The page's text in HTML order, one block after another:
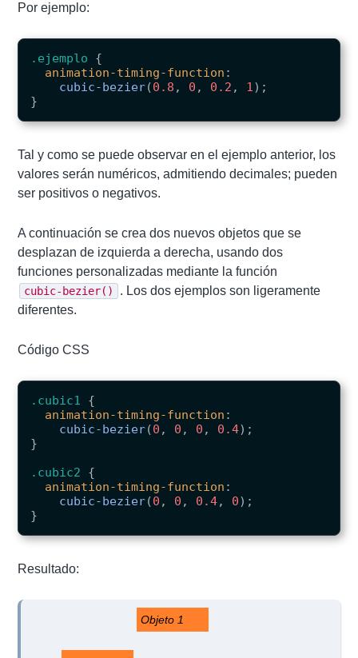
Por ejemplo:
.ejemplo
{
animation-timing-function :
cubic-bezier(0.8 , 0 , 0.2 , 1);
}
Tal y como se puede observar en el ejemplo anterior, los
valores serán numéricos, admitiendo decimales; pueden
ser positivos o negativos.
A continuación se crea dos nuevos objetos que se
desplazan de izquierda a derecha, usando dos
funciones personalizadas mediante la función
cubic-bezier()
. Los dos ejemplos son ligeramente
diferentes.
Código CSS
.cubic1
{
animation-timing-function :
cubic-bezier(0 , 0 , 0 , 0.4);
}
.cubic2
{
animation-timing-function :
cubic-bezier(0 , 0 , 0.4, 0);
}
Resultado: